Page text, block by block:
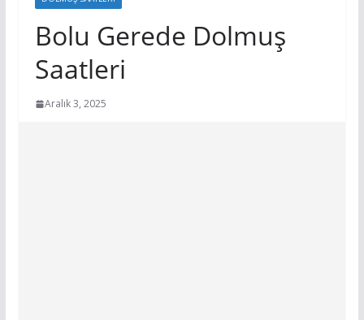
Bolu Gerede Dolmuş
Saatleri
Aralık 3, 2025